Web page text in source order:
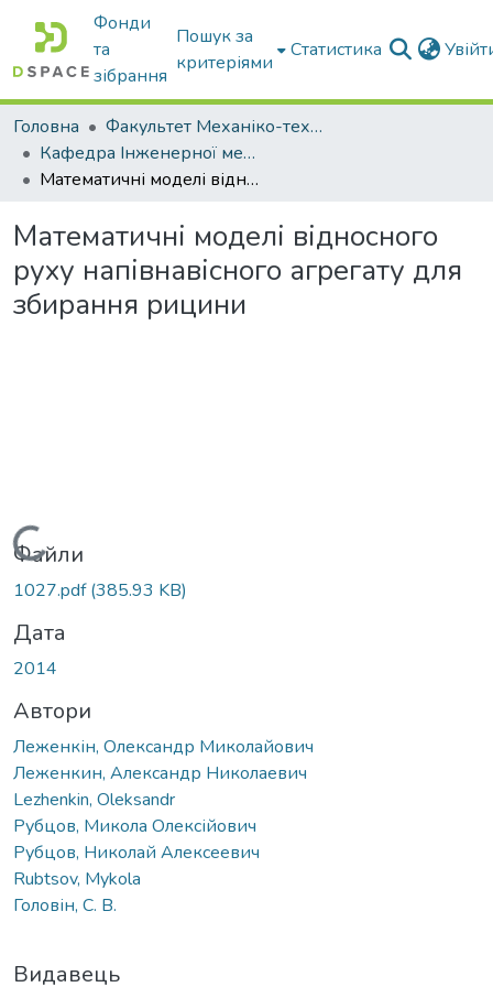
Фонди
та
зібрання
Пошук за
критеріями
Статистика
Головна
Факультет Механіко-технологічний
Кафедра Інженерної механіки та комп'ютерного проектування
Математичні моделі відносного руху напівнавісного агрегату для збирання рицини
Математичні моделі відносного
руху напівнавісного агрегату для
збирання рицини
Вантажиться...
Файли
1027.pdf(385.93 KB)
Дата
2014
Автори
Леженкін, Олександр Миколайович
Леженкин, Александр Николаевич
Lezhenkin, Oleksandr
Рубцов, Микола Олексійович
Рубцов, Николай Алексеевич
Rubtsov, Mykola
Головін, С. В.
Видавець